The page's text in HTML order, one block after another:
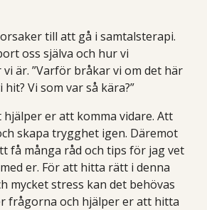
till att gå i samtalsterapi.
oss själva och hur vi
är. ”Varför bråkar vi om det här
hit? Vi som var så kära?”
hjälper er att komma vidare. Att
skapa trygghet igen. Däremot
få många råd och tips för jag vet
er. För att hitta rätt i denna
mycket stress kan det behövas
frågorna och hjälper er att hitta